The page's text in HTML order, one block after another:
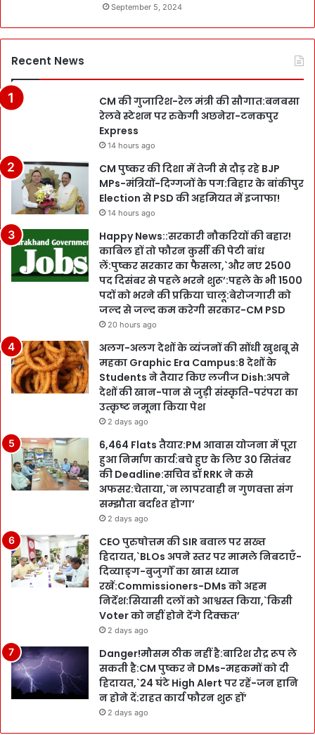
September 5, 2024
Recent News
CM की गुजारिश-रेल मंत्री की सौगात:बनबसा
रेलवे स्टेशन पर रुकेगी अछनेरा-टनकपुर
Express
14 hours ago
CM पुष्कर की दिशा में तेजी से दौड़ रहे BJP
MPs-मंत्रियों-दिग्गजों के पग:बिहार के बांकीपुर
Election से PSD की अहमियत में इजाफा!
14 hours ago
Happy News::सरकारी नौकरियों की बहार!
काबिल हों तो फौरन कुर्सी की पेटी बांध
लें:पुष्कर सरकार का फैसला,`और नए 2500
पद दिसंबर से पहले भरने शुरू’:पहले के भी 1500
पदों को भरने की प्रक्रिया चालू:बेरोजगारी को
जल्द से जल्द कम करेगी सरकार-CM PSD
20 hours ago
अलग-अलग देशों के व्यंजनों की सोंधी खुशबू से
महका Graphic Era Campus:8 देशों के
Students ने तैयार किए लजीज Dish:अपने
देशों की खान-पान से जुड़ी संस्कृति-परंपरा का
उत्कृष्ट नमूना किया पेश
2 days ago
6,464 Flats तैयार:PM आवास योजना में पूरा
हुआ निर्माण कार्य:बचे हुए के लिए 30 सितंबर
की Deadline:सचिव डॉ RRK ने कसे
अफसर:चेताया,`न लापरवाही न गुणवत्ता संग
सम्झौता बर्दाश्त होगा’
2 days ago
CEO पुरुषोत्तम की SIR बवाल पर सख्त
हिदायत,`BLOs अपने स्तर पर मामले निबटाएँ-
दिव्याङ्ग-बुजुर्गों का खास ध्यान
रखें:Commissioners-DMs को अहम
निर्देश:सियासी दलों को आश्वस्त किया,`किसी
Voter को नहीं होने देंगे दिक्कत’
2 days ago
Danger!मौसम ठीक नहीं है:बारिश रौद्र रूप ले
सकती है:CM पुष्कर ने DMs-महकमों को दी
हिदायत,`24 घंटे High Alert पर रहें-जन हानि
न होने दें:राहत कार्य फौरन शुरू हों’
2 days ago